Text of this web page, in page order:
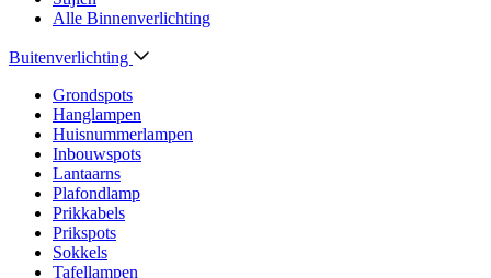
Alle Binnenverlichting
Buitenverlichting
Grondspots
Hanglampen
Huisnummerlampen
Inbouwspots
Lantaarns
Plafondlamp
Prikkabels
Prikspots
Sokkels
Tafellampen